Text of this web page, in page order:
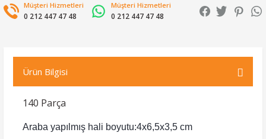
Müşteri Hizmetleri
0 212 447 47 48
Müşteri Hizmetleri
0 212 447 47 48
Ürün Bilgisi
140 Parça
Araba yapılmış hali boyutu:4x6,5x3,5 cm